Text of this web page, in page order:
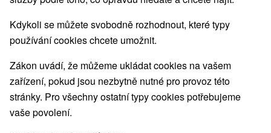
Navigovat do místa
O ZAŘÍZENÍ VYBAVENÍ
Kdykoli se můžete svobodně rozhodnout, které typy
používání cookies chcete umožnit.
Zákon uvádí, že můžeme ukládat cookies na vašem
zařízení, pokud jsou nezbytně nutné pro provoz této
stránky. Pro všechny ostatní typy cookies potřebujeme
vaše povolení.